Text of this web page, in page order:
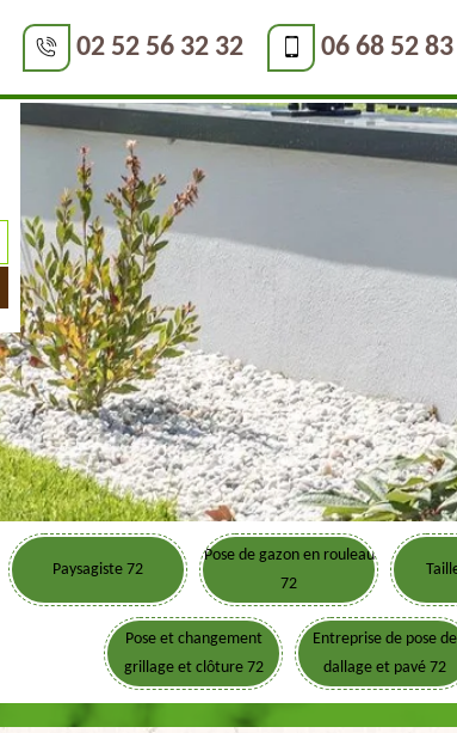
02 52 56 32 32 06 68 52
Paysagiste 72
Pose de gazon en rouleau
72
Pose et changement
grillage et clôture 72
Entreprise de pose de
dallage et pavé 72